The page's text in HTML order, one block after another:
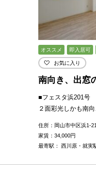
オススメ 即入居可
お気に入り
南向き、出窓
■フェスタ浜201号
２面彩光しかも南
住所：岡山市中区浜1-
家賃： 34,000円
最寄駅： 西川原・就実